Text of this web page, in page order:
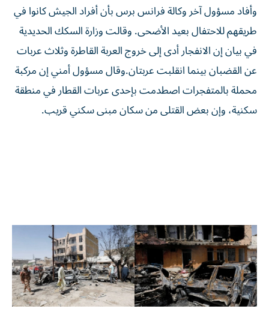
وأفاد مسؤول آخر وكالة فرانس برس بأن أفراد الجيش كانوا في
طريقهم للاحتفال بعيد الأضحى. وقالت وزارة السكك الحديدية
في بيان إن الانفجار أدى إلى خروج العربة القاطرة وثلاث عربات
عن القضبان بينما انقلبت عربتان.وقال مسؤول أمني إن مركبة
محملة بالمتفجرات اصطدمت بإحدى عربات القطار في منطقة
سكنية، وإن بعض القتلى من سكان مبنى سكني قريب.